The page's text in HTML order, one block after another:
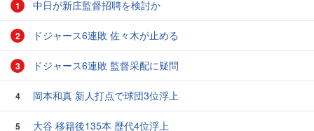
1 中日が新庄監督招聘を検討か
2 ドジャース6連敗 佐々木が止める
3 ドジャース6連敗 監督采配に疑問
4 岡本和真 新人打点で球団3位浮上
5
大谷 移籍後135本 歴代4位浮上